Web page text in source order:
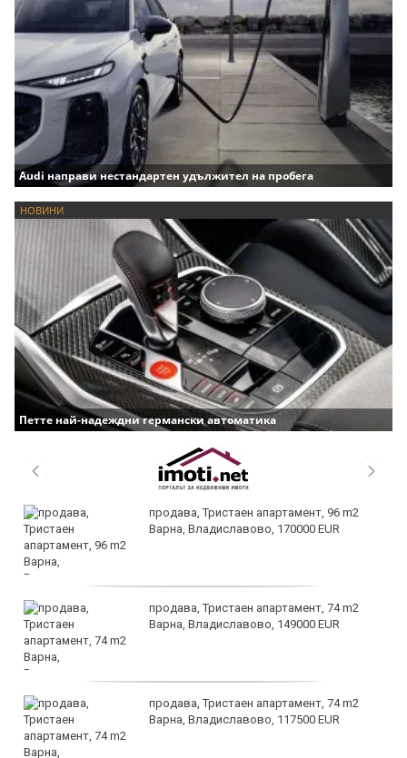
Audi направи нестандартен удължител на пробега
НОВИНИ
Петте най-надеждни германски автоматика
продава, Тристаен апартамент, 96 m2
Варна, Владиславово, 170000 EUR
продава, Тристаен апартамент, 74 m2
Варна, Владиславово, 149000 EUR
продава, Тристаен апартамент, 74 m2
Варна, Владиславово, 117500 EUR